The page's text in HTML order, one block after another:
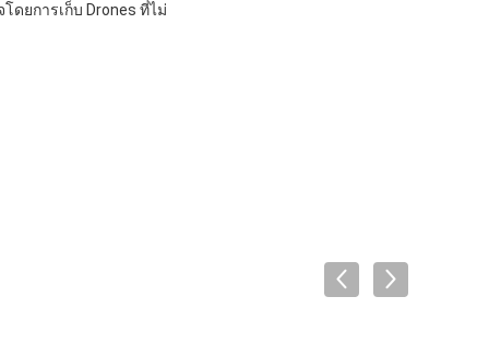
ยการเก็บ Drones ที่ไม่